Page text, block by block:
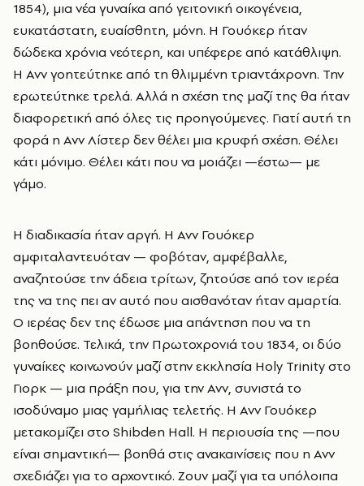
1854), μια νέα γυναίκα από γειτονική οικογένεια,
ευκατάστατη, ευαίσθητη, μόνη. Η Γουόκερ ήταν
δώδεκα χρόνια νεότερη, και υπέφερε από κατάθλιψη.
Η Ανν γοητεύτηκε από τη θλιμμένη τριαντάχρονη. Την
ερωτεύτηκε τρελά. Αλλά η σχέση της μαζί της θα ήταν
διαφορετική από όλες τις προηγούμενες. Γιατί αυτή τη
φορά η Ανν Λίστερ δεν θέλει μια κρυφή σχέση. Θέλει
κάτι μόνιμο. Θέλει κάτι που να μοιάζει —έστω— με
γάμο.
Η διαδικασία ήταν αργή. Η Ανν Γουόκερ
αμφιταλαντευόταν — φοβόταν, αμφέβαλλε,
αναζητούσε την άδεια τρίτων, ζητούσε από τον ιερέα
της να της πει αν αυτό που αισθανόταν ήταν αμαρτία.
Ο ιερέας δεν της έδωσε μια απάντηση που να τη
βοηθούσε. Τελικά, την Πρωτοχρονιά του 1834, οι δύο
γυναίκες κοινωνούν μαζί στην εκκλησία Holy Trinity στο
Γιορκ — μια πράξη που, για την Ανν, συνιστά το
ισοδύναμο μιας γαμήλιας τελετής. Η Ανν Γουόκερ
μετακομίζει στο Shibden Hall. Η περιουσία της —που
είναι σημαντική— βοηθά στις ανακαινίσεις που η Ανν
σχεδιάζει για το αρχοντικό. Ζουν μαζί για τα υπόλοιπα